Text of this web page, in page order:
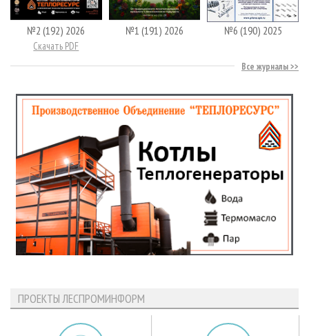
№2 (192) 2026
Скачать PDF
№1 (191) 2026 №6 (190) 2025
Все журналы
ПРОЕКТЫ ЛЕСПРОМИНФОРМ